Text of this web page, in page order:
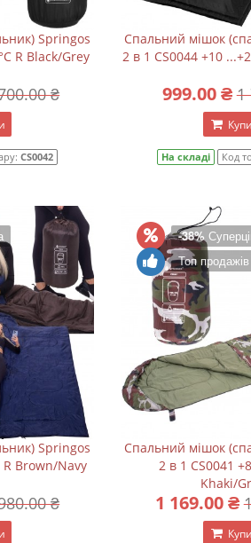
Springos
R Black/Grey
₴
CS0042
Спальний мішок
2 в 1 CS0044 +10
999.00 ₴ 1
На складі Код
Springos
R Brown/Navy
₴
-38%
Топ продажів
Спальний мішок
2 в 1 CS0041
Khaki/
1 169.00 ₴